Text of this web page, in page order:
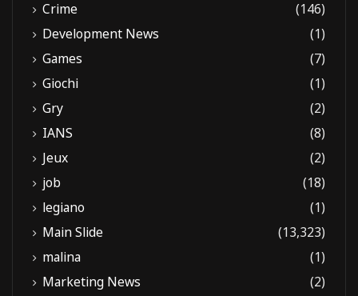
Crime
(146)
Development News
(1)
Games
(7)
Giochi
(1)
Gry
(2)
IANS
(8)
Jeux
(2)
job
(18)
legiano
(1)
Main Slide
(13,323)
malina
(1)
Marketing News
(2)